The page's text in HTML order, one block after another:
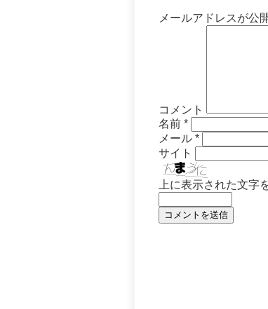
メールアドレスが公
コメント
名前 *
メール *
サイト
上に表示された文字